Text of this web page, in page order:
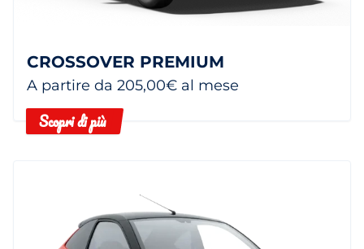
CROSSOVER PREMIUM
A partire da 205,00€ al mese
Scopri di più